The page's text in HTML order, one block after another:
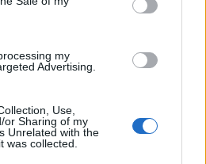
my
Advertising.
Use,
or Sharing of my
Unrelated with the
was collected.
Μηνιαία επανεξέταση για
Μηνιαία επανεξέταση
τους Patriot στη Σαουδική
Αραβία